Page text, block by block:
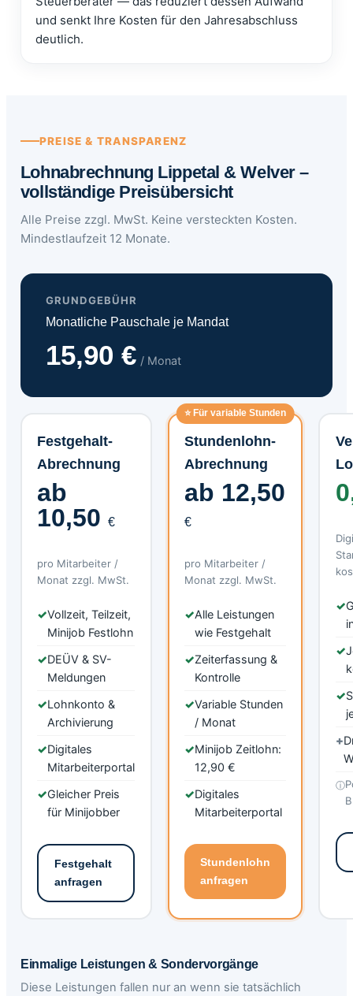
und senkt Ihre Kosten für den Jahresabschluss
deutlich.
PREISE & TRANSPARENZ
Lohnabrechnung Lippetal & Welver –
vollständige Preisübersicht
Alle Preise zzgl. MwSt. Keine versteckten Kosten.
Mindestlaufzeit 12 Monate.
GRUNDGEBÜHR
Monatliche Pauschale je Mandat
15,90 € / Monat
Festgehalt-
Abrechnung
ab
10,50€
pro Mitarbeiter /
Monat zzgl. MwSt.
✓Vollzeit, Teilzeit,
Minijob Festlohn
✓DEÜV & SV-
Meldungen
✓Lohnkonto &
Archivierung
✓Digitales
Mitarbeiterportal
✓Gleicher Preis
für Minijobber
Festgehalt
anfragen
⭐ Für variable Stunden
Stundenlohn-
Abrechnung
ab 12,50
€
pro Mitarbeiter /
Monat zzgl. MwSt.
✓Alle Leistungen
wie Festgehalt
✓Zeiterfassung &
Kontrolle
✓Variable Stunden
/ Monat
✓Minijob Zeitlohn:
12,90 €
✓Digitales
Mitarbeiterportal
Stundenlohn
anfragen
✓
✓
✓
+
ⓘ
Einmalige Leistungen & Sondervorgänge
Diese Leistungen fallen nur an wenn sie tatsächlich